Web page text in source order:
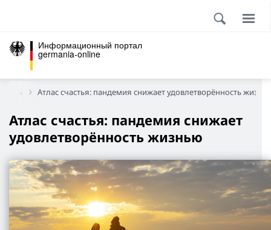
Информационный портал
germania-online
Атлас счастья: пандемия снижает удовлетворённость
Атлас счастья: пандемия снижает
удовлетворённость жизнью